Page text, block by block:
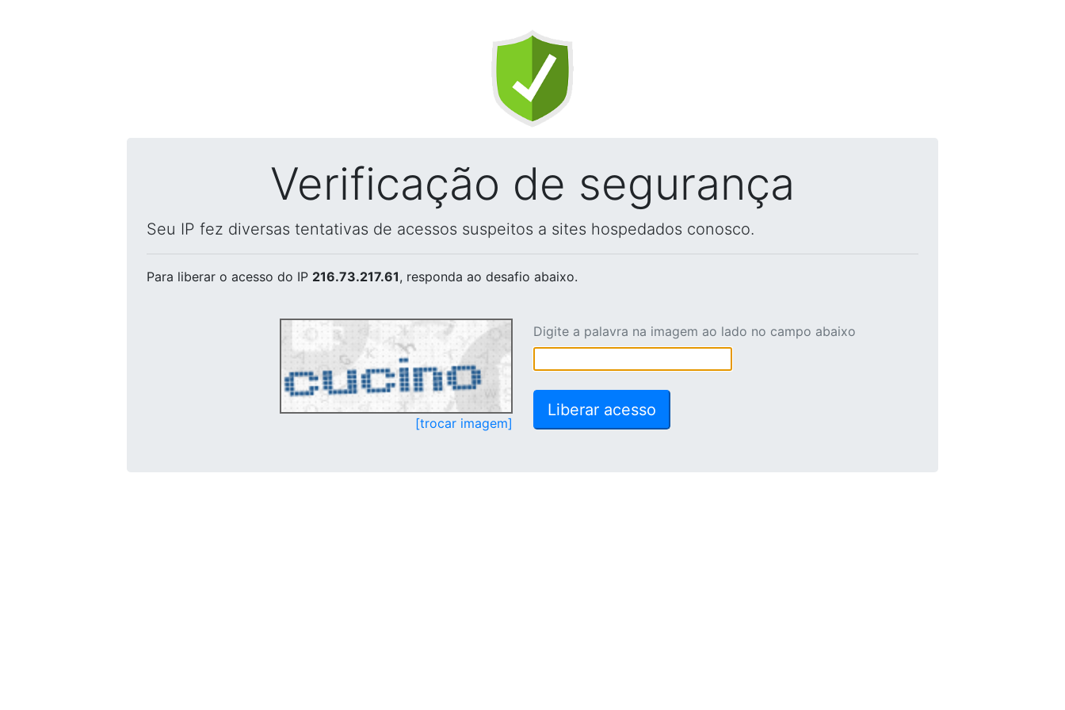
Verificação de segurança
Seu IP fez diversas tentativas de acessos suspeitos a sites hospedados conosco.
Para liberar o acesso do IP 216.73.217.61, responda ao desafio abaixo.
[trocar imagem]
Digite a palavra na imagem ao lado no campo abaixo